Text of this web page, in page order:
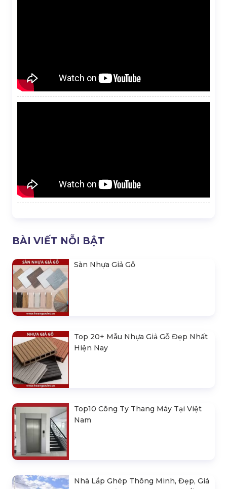
BÀI VIẾT NỖI BẬT
Sàn Nhựa Giả Gỗ
Top 20+ Mẫu Nhựa Giả Gỗ Đẹp Nhất
Hiện Nay
Top10 Công Ty Thang Máy Tại Việt
Nam
Nhà Lắp Ghép Thông Minh, Đẹp, Giá